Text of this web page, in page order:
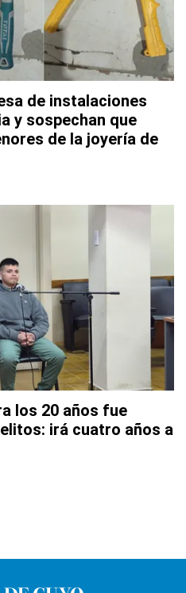
de instalaciones
y sospechan que
de la joyería de
los 20 años fue
irá cuatro años a